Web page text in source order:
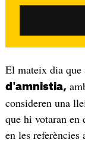
El mateix dia que
d'amnistia,
consideren una
que hi votaran en
en les